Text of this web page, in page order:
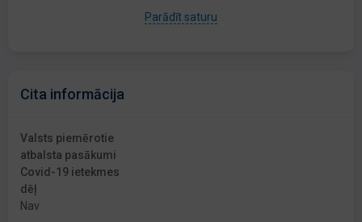
Parādīt saturu
Cita informācija
Valsts piemērotie
atbalsta pasākumi
Covid-19 ietekmes
dēļ
Nav